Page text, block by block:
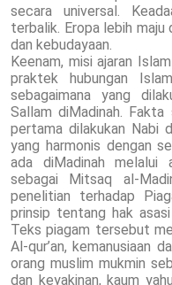
secara universal.
terbalik. Eropa lebih maju
dan kebudayaan.
Keenam, misi ajaran
praktek hubungan
sebagaimana yang
Sallam diMadinah.
pertama dilakukan Nabi
yang harmonis dengan
ada diMadinah melalui
sebagai Mitsaq al-
penelitian terhadap
prinsip tentang hak
Teks piagam tersebut
Al-qur’an, kemanusiaan
orang muslim mukmin
dan keyakinan, kaum